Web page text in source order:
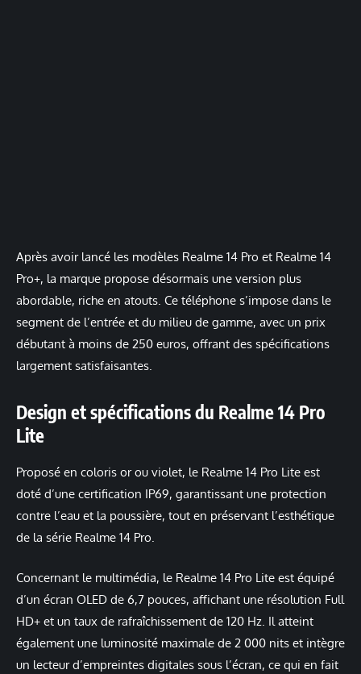
Après avoir lancé les modèles Realme 14 Pro et Realme 14
Pro+, la marque propose désormais une version plus
abordable, riche en atouts. Ce téléphone s’impose dans le
segment de l’entrée et du milieu de gamme, avec un prix
débutant à moins de 250 euros, offrant des spécifications
largement satisfaisantes.
Design et spécifications du Realme 14 Pro
Lite
Proposé en coloris or ou violet, le Realme 14 Pro Lite est
doté d’une certification IP69, garantissant une protection
contre l’eau et la poussière, tout en préservant l’esthétique
de la série Realme 14 Pro.
Concernant le multimédia, le Realme 14 Pro Lite est équipé
d’un écran OLED de 6,7 pouces, affichant une résolution Full
HD+ et un taux de rafraîchissement de 120 Hz. Il atteint
également une luminosité maximale de 2 000 nits et intègre
un lecteur d’empreintes digitales sous l’écran, ce qui en fait